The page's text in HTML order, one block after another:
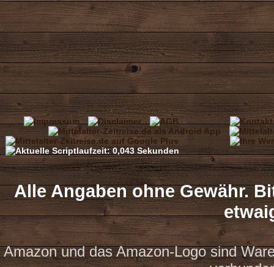
Alle Angaben ohne Gewähr.
Amazon und das Amazon-Logo sind